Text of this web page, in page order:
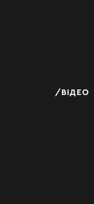
ВІДЕО